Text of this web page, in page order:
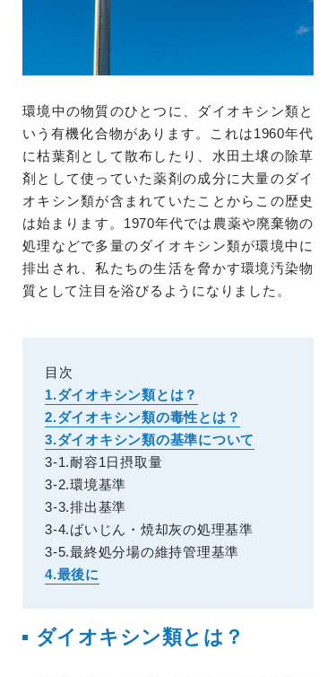
環境中の物質のひとつに、ダイオキシン類と
いう有機化合物があります。これは1960年代
に枯葉剤として散布したり、水田土壌の除草
剤として使っていた薬剤の成分に大量のダイ
オキシン類が含まれていたことからこの歴史
は始まります。1970年代では農薬や廃棄物の
処理などで多量のダイオキシン類が環境中に
排出され、私たちの生活を脅かす環境汚染物
質として注目を浴びるようになりました。
目次
1.ダイオキシン類とは？
2.ダイオキシン類の毒性とは？
3.ダイオキシン類の基準について
3-1.耐容1日摂取量
3-2.環境基準
3-3.排出基準
3-4.ばいじん・焼却灰の処理基準
3-5.最終処分場の維持管理基準
4.最後に
ダイオキシン類とは？